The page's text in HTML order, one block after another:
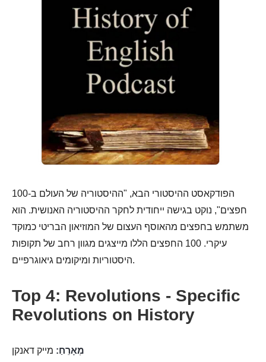
הפודקאסט ההיסטורי הבא, "ההיסטוריה של העולם ב-100
חפצים", נוקט בגישה ייחודית לחקר ההיסטוריה האנושית. הוא
משתמש בחפצים מהאוסף העצום של המוזיאון הבריטי כמוקד
עיקרי. 100 החפצים הללו מייצגים מגוון רחב של תקופות
היסטוריות ומיקומים גיאוגרפיים.
Top 4: Revolutions - Specific
Revolutions on History
מְאָרֵחַ: מייק דאנקן